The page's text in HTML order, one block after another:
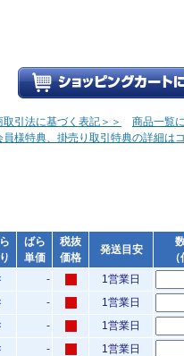
取引法に基づく表記＞＞
商品一覧
員様特典、掛売り取引特典の詳細は
ばら
単価
税抜
価格
発送目安
（
- 1営業日
- 1営業日
- 1営業日
- 1営業日